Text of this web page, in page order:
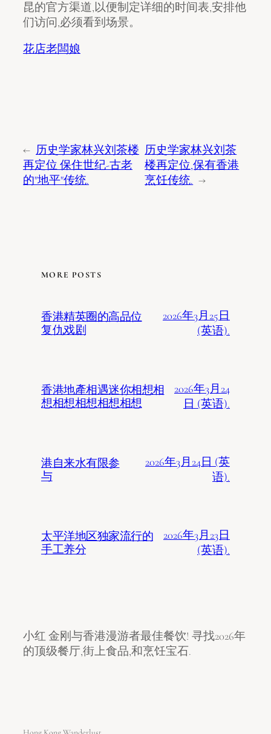
昆的官方渠道,以便制定详细的时间表,安排他
们访问,必须看到场景。
花店老闆娘
← 历史学家林兴刘茶楼
再定位 保住世纪-古老
的"地平"传统.
历史学家林兴刘茶
楼再定位,保有香港
烹饪传统. →
MORE POSTS
香港精英圈的高品位
复仇戏剧
2026年3月25日
(英语).
香港地產相遇迷你相想相
想相想相想相想相想
2026年3月24
日 (英语).
港自来水有限参
与
2026年3月24日 (英
语).
太平洋地区独家流行的
手工养分
2026年3月23日
(英语).
小红 金刚与香港漫游者最佳餐饮! 寻找2026年
的顶级餐厅,街上食品,和烹饪宝石.